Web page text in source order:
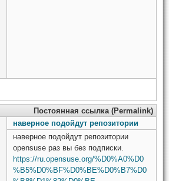
Постоянная ссылка (Permalink)
наверное подойдут репозитории
наверное подойдут репозитории
opensuse раз вы без подписки.
https://ru.opensuse.org/%D0%A0%D0
%B5%D0%BF%D0%BE%D0%B7%D0